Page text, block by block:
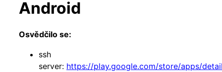
Android
Osvědčilo se:
ssh
server: https://play.google.com/store/apps/